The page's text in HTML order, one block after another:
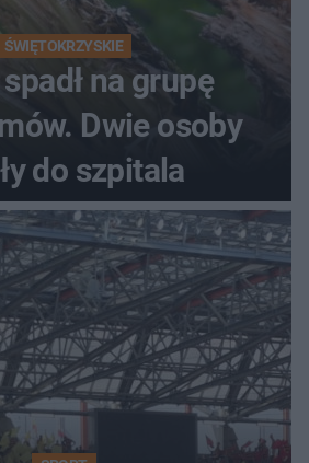
ŚWIĘTOKRZYSKIE
na grupę
Dwie osoby
do szpitala